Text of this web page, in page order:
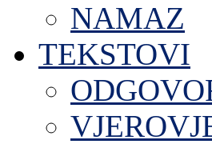
NAMAZ
TEKSTOVI